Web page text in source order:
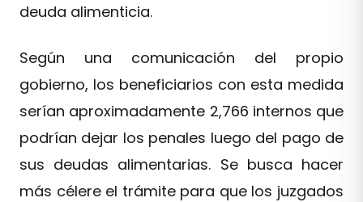
deuda alimenticia.
Según una comunicación del propio
gobierno, los beneficiarios con esta medida
serían aproximadamente 2,766 internos que
podrían dejar los penales luego del pago de
sus deudas alimentarias. Se busca hacer
más célere el trámite para que los juzgados